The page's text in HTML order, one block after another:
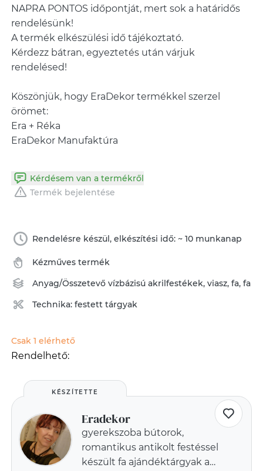
NAPRA PONTOS időpontját, mert sok a határidős
rendelésünk!
A termék elkészülési idő tájékoztató.
Kérdezz bátran, egyeztetés után várjuk
rendelésed!
Köszönjük, hogy EraDekor termékkel szerzel
örömet:
Era + Réka
EraDekor Manufaktúra
Kérdésem van a termékről
Termék bejelentése
Rendelésre készül, elkészítési idő: ~ 10 munkanap
Kézműves termék
Anyag/Összetevővízbázisú akrilfestékek,viasz,fa,fa
Technika:festett tárgyak
Csak 1 elérhető
Rendelhető:
KÉSZÍTETTE
Eradekor
gyerekszoba bútorok,
romantikus antikolt festéssel
készült fa ajándéktárgyak a